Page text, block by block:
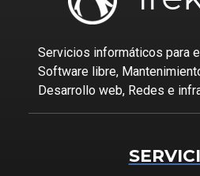
Servicios informáticos para
Software libre,
Desarrollo web, Redes e